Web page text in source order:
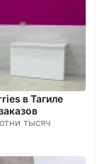
в Тагиле
тысяч